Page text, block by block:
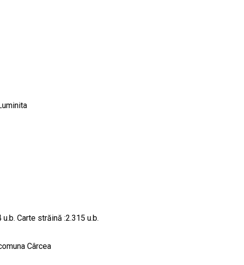
Carte străină :2.315 u.b.
Cârcea